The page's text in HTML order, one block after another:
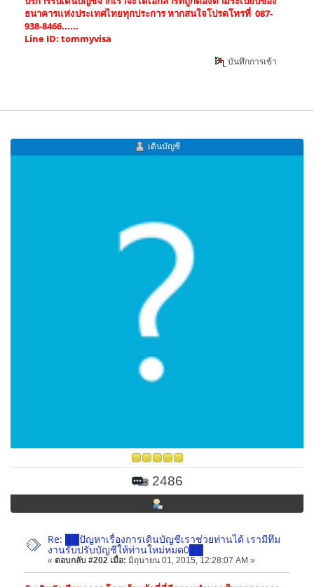
ธนาคารแห่งประเทศไทยทุกประการ หากสนใจโปรดโทรที่ 087-
938-8466......
Line ID: tommyvisa
บันทึกการเข้า
เดินบัญชี
2486
Re: ██ปัญหาเรื่องการเดินบัญชีเราช่วยท่านได้ เรามีทึม
งานรับปรับบัญชีให้ท่านใหม่หมด0██
« ตอบกลับ #202 เมื่อ: มิถุนายน 01, 2015, 12:28:07 AM »